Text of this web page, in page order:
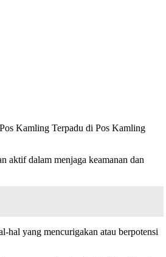
Kamling Terpadu di Pos Kamling
aktif dalam menjaga keamanan dan
hal yang mencurigakan atau berpotensi